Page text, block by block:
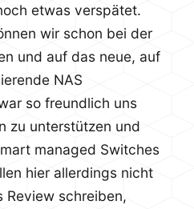
etwas verspätet.
wir schon bei der
und auf das neue, auf
NAS
so freundlich uns
zu unterstützen und
managed Switches
hier allerdings nicht
Review schreiben,